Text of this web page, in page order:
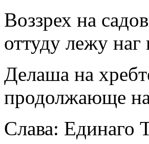
Воззрех на
оттуду лежу
Делаша на
продолжающе
Слава: Единаго